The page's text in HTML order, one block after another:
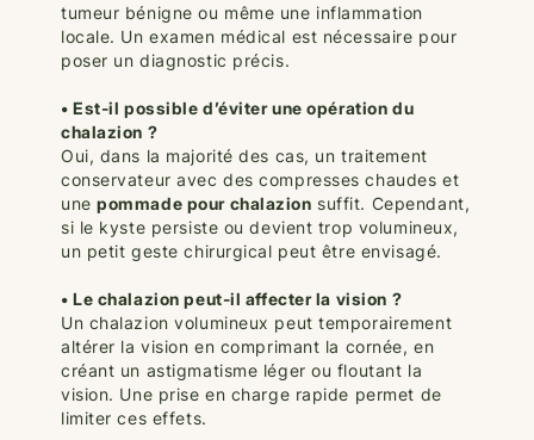
tumeur bénigne ou même une inflammation
locale. Un examen médical est nécessaire pour
poser un diagnostic précis.
• Est-il possible d’éviter une opération du
chalazion ?
Oui, dans la majorité des cas, un traitement
conservateur avec des compresses chaudes et
unepommade pour chalazion suffit. Cependant,
si le kyste persiste ou devient trop volumineux,
un petit geste chirurgical peut être envisagé.
• Le chalazion peut-il affecter la vision ?
Un chalazion volumineux peut temporairement
altérer la vision en comprimant la cornée, en
créant un astigmatisme léger ou floutant la
vision. Une prise en charge rapide permet de
limiter ces effets.